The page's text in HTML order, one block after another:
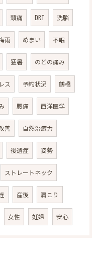
頭痛 DRT 洗脳
雨 めまい 不眠
猛暑 のどの痛み
ス 予約状況 鶴橋
腰痛 西洋医学
善 自然治癒力
後遺症 姿勢
ストレートネック
産後 肩こり
女性 妊婦 安心